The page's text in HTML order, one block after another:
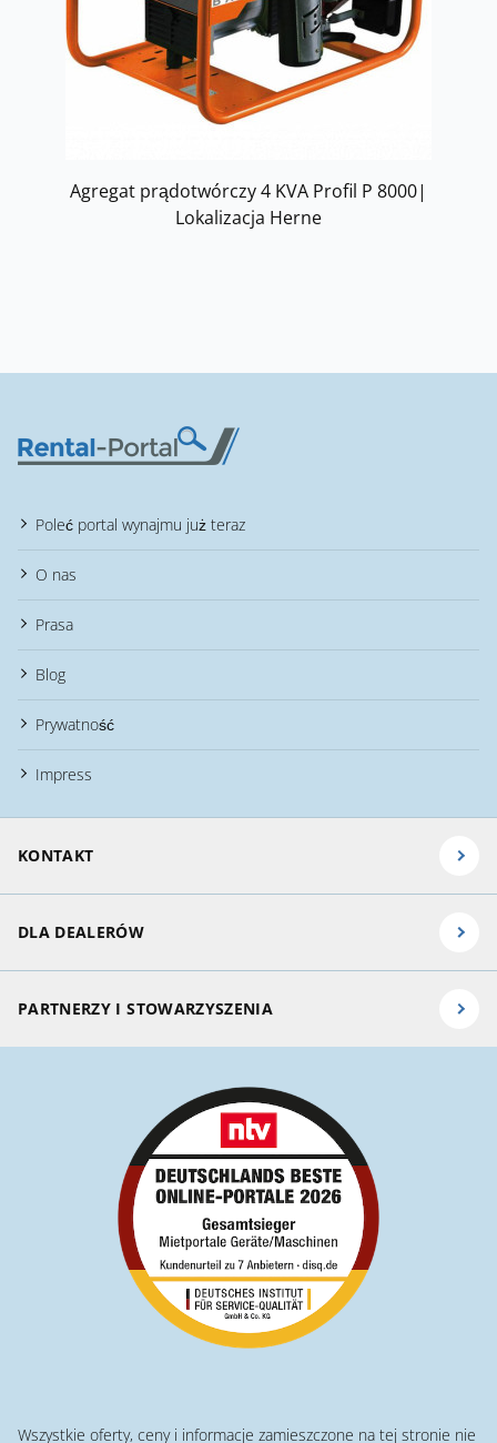
Agregat prądotwórczy 4 KVA Profil P 8000|
Lokalizacja Herne
Poleć portal wynajmu już teraz
O nas
Prasa
Blog
Prywatność
Impress
KONTAKT
DLA DEALERÓW
PARTNERZY I STOWARZYSZENIA
Wszystkie oferty, ceny i informacje zamieszczone na tej stronie nie